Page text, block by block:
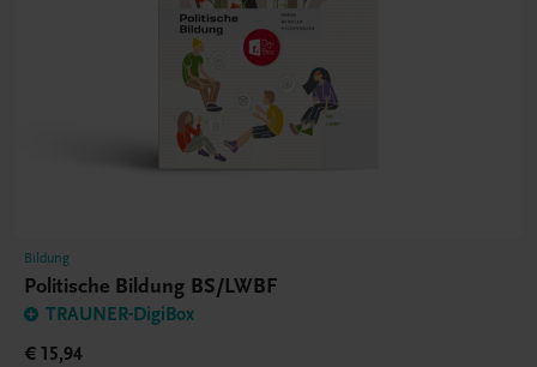
Bildung
Politische Bildung BS/LWBF
TRAUNER-DigiBox
€ 15,94